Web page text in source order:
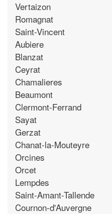
Vertaizon
Romagnat
Saint-Vincent
Aubiere
Blanzat
Ceyrat
Chamalieres
Beaumont
Clermont-Ferrand
Sayat
Gerzat
Chanat-la-Mouteyre
Orcines
Orcet
Lempdes
Saint-Amant-Tallende
Cournon-d'Auvergne